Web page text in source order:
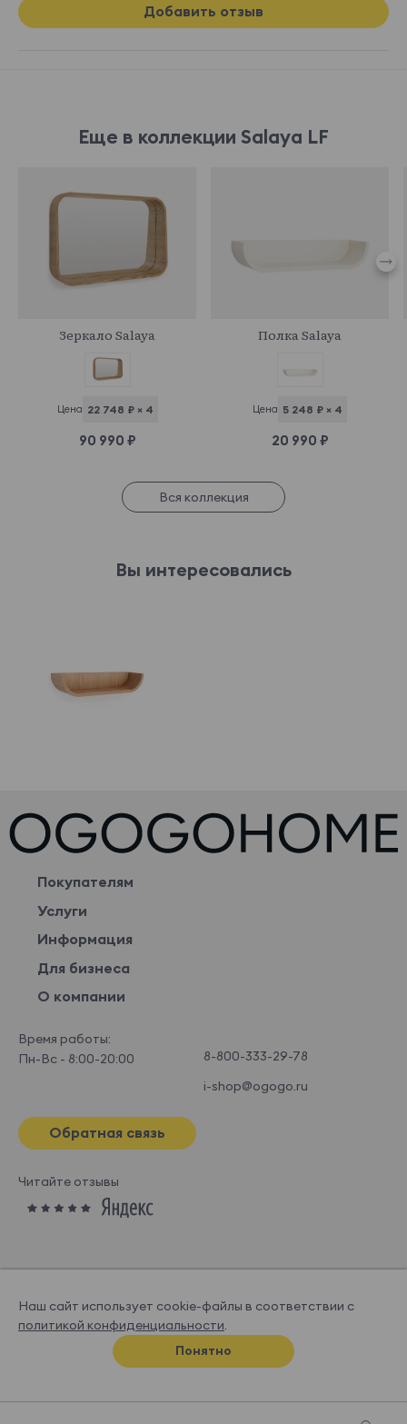
Добавить отзыв
Еще в коллекции Salaya LF
Зеркало Salaya
Цена 22 748 ₽ × 4
90 990 ₽
Полка Salaya
Цена 5 248 ₽ × 4
20 990 ₽
Вся коллекция
Вы интересовались
Покупателям
Услуги
Информация
Для бизнеса
О компании
Время работы:
Пн-Вс - 8:00-20:00
8-800-333-29-78
i-shop@ogogo.ru
Обратная связь
Читайте отзывы
© OGOGOHOME, 2026
Спроектировано и нарисовано вСупрематике
Наш сайт использует cookie-файлы в соответствии с
политикой конфиденциальности.
Понятно